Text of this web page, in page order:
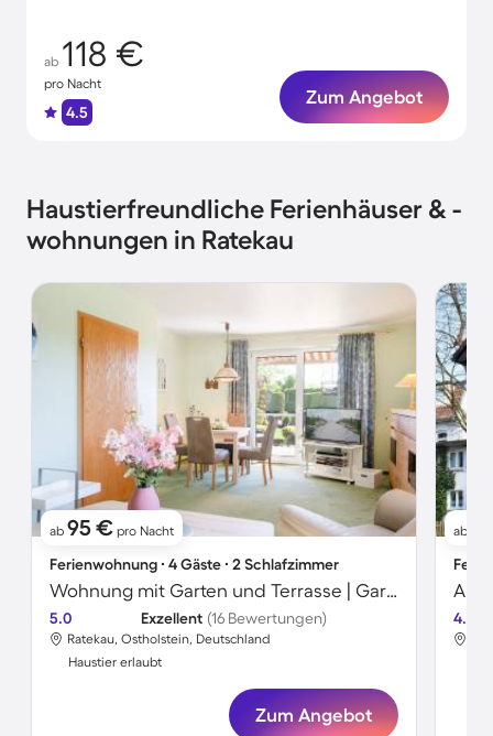
ab 118 €
pro Nacht
4.5
Zum Angebot
Haustierfreundliche Ferienhäuser & -
wohnungen in Ratekau
ab 95 € pro Nacht
Ferienwohnung ∙ 4 Gäste ∙ 2 Schlafzimmer
Wohnung mit Garten und Terrasse | Gartenblick
5.0 Exzellent (16 Bewertungen)
Ratekau, Ostholstein, Deutschland
Haustier erlaubt
Zum Angebot
ab
4.5